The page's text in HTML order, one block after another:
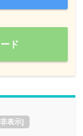
ド
非表示]